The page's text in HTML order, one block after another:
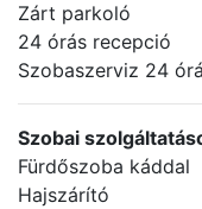
Zárt parkoló
24 órás recepció
Szobaszerviz 24
Szobai
Fürdőszoba káddal
Hajszárító